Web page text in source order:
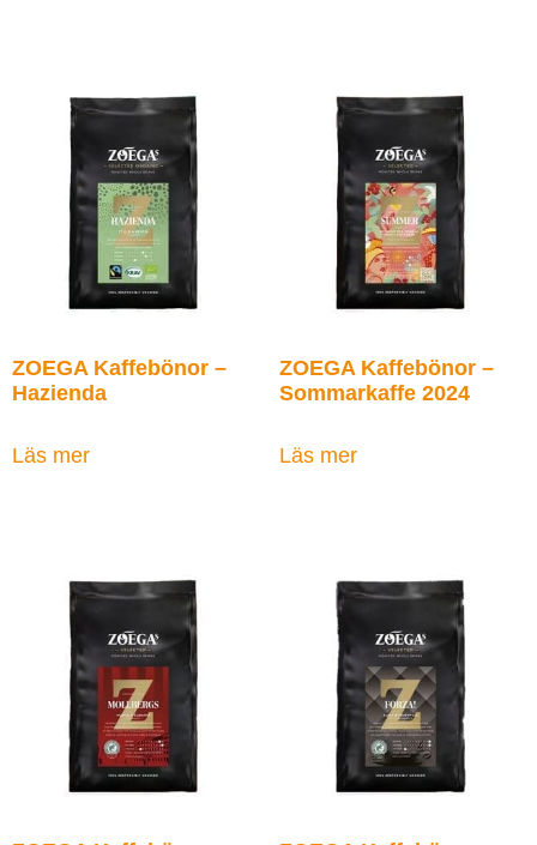
ZOEGA Kaffebönor –
Hazienda
Läs mer
ZOEGA Kaffebönor –
Sommarkaffe 2024
Läs mer